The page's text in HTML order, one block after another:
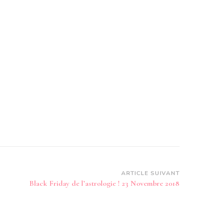
ARTICLE SUIVANT
Black Friday de l’astrologie ! 23 Novembre 2018